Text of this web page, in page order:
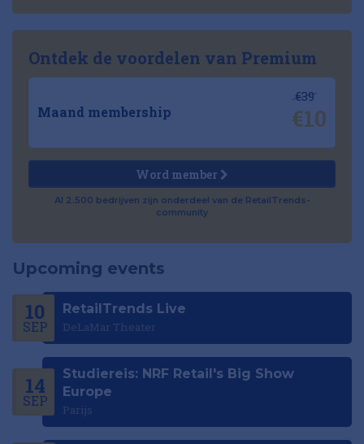
Ontdek de voordelen van Premium
Maand membership
€39
€10
Word member
Al 2.500 bedrijven zijn onderdeel van de RetailTrends-
community
Upcoming events
10
SEP
RetailTrends Live
DeLaMar Theater
14
SEP
Studiereis: NRF Retail's Big Show
Europe
Parijs